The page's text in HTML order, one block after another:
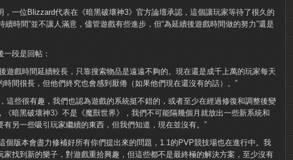
，一位Blizzard代表在《暗黑破壞神3》官方論壇承認，這個讓玩家等待了很久的
續時間”並不讓人滿意，儘管遊戲有些進步，但“為延續後遊戲時間做的努力”還是
一段是回帖：
遊戲時間延續較長，只靠搜索物品是遠遠不夠的。現在還是成千上萬的玩家每天
時間很長，但他們終究也會感到厭倦（如果他們現在還沒有的話）。”
這些很有趣，我們也認為遊戲的系統挺不錯的，或者至少在經過修復和調整後變
《暗黑破壞神3》不是《魔獸世界》，我們不可能隔幾個月就放出一些新系統和
有另一些吸引玩家繼續的東西，但我們知道，現在並沒有。”
個版本會盡力修補好所有你們提出來的問題，1.1的PVP競技場也在進行中。我
家找到新的樂子，對遊戲重拾興趣，但這些都不是最終極的解決方案，至少沒有